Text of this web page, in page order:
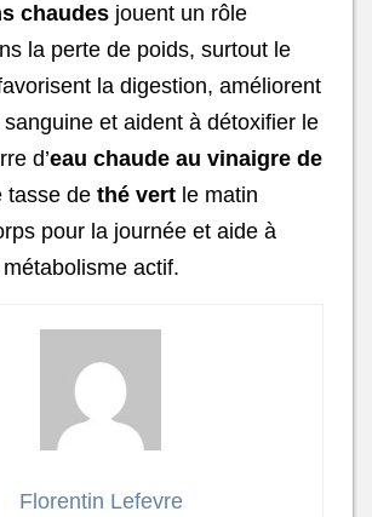
chaudes jouent un rôle
la perte de poids, surtout le
la digestion, améliorent
sanguine et aident à détoxifier le
d’eau chaude au vinaigre de
tasse de thé vert le matin
pour la journée et aide à
actif.
Florentin Lefevre